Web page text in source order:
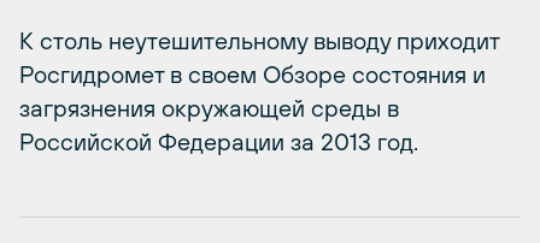
К столь неутешительному выводу приходит
Росгидромет в своем Обзоре состояния и
загрязнения окружающей среды в
Российской Федерации за 2013 год.